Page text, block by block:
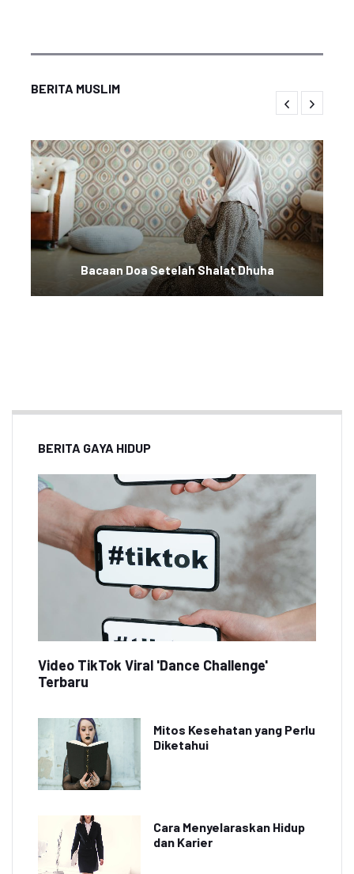
BERITA MUSLIM
Bacaan Doa Setelah Shalat Dhuha
BERITA GAYA HIDUP
Video TikTok Viral 'Dance Challenge'
Terbaru
Mitos Kesehatan yang Perlu
Diketahui
Cara Menyelaraskan Hidup
dan Karier